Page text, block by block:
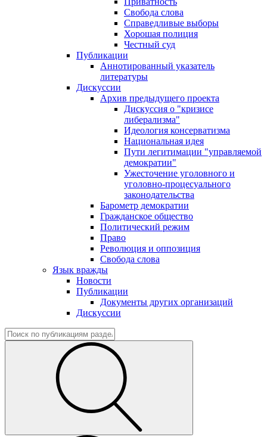
Свобода слова
Справедливые выборы
Хорошая полиция
Честный суд
Публикации
Аннотированный указатель
литературы
Дискуссии
Архив предыдущего проекта
Дискуссия о "кризисе
либерализма"
Идеология консерватизма
Национальная идея
Пути легитимации "управляемой
демократии"
Ужесточение уголовного и
уголовно-процесуального
законодательства
Барометр демократии
Гражданское общество
Политический режим
Право
Революция и оппозиция
Свобода слова
Язык вражды
Новости
Публикации
Документы других организаций
Дискуссии